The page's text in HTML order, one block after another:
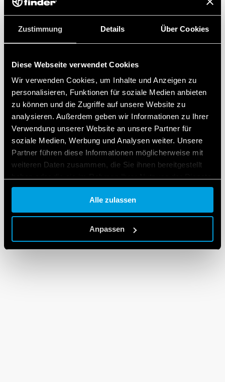
Zustimmung Details Über Cookies
Diese Webseite verwendet Cookies
Wir verwenden Cookies, um Inhalte und Anzeigen zu
personalisieren, Funktionen für soziale Medien anbieten
zu können und die Zugriffe auf unsere Website zu
analysieren. Außerdem geben wir Informationen zu Ihrer
Verwendung unserer Website an unsere Partner für
soziale Medien, Werbung und Analysen weiter. Unsere
Partner führen diese Informationen möglicherweise mit
weiteren Daten zusammen, die Sie ihnen bereitgestellt
gesammelt haben.
Cookie policy.
Alle zulassen
Anpassen